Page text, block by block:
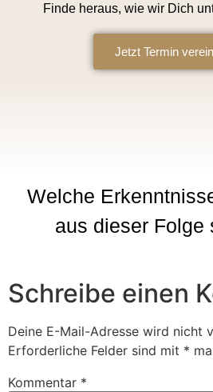
Finde heraus, wie wir Dich
Jetzt Termin
Welche
aus dieser Folge
Schreibe einen
Deine E-Mail-Adresse wird nicht
Erforderliche Felder sind mit *
Kommentar *